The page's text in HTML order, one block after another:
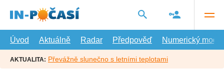
hlavní
Úvod
Aktuálně Radar Předpověď Numerický model
AKTUALITA: Převážně slunečno s letními teplotami